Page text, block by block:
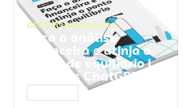
GESTÃO FINANCEIRA
Faça a análise
financeira e atinja o
ponto de equilíbrio |
Prompts ChatGPT